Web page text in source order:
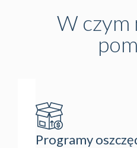
W czym
Programy